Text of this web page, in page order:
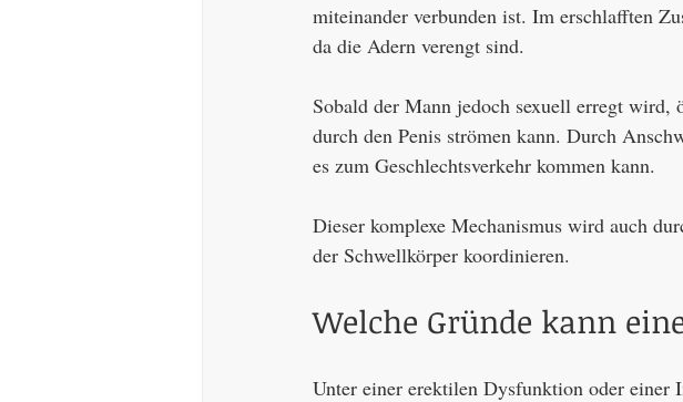
miteinander verbunden ist. Im erschlafften
da die Adern verengt sind.
Sobald der Mann jedoch sexuell erregt wird,
durch den Penis strömen kann. Durch
es zum Geschlechtsverkehr kommen kann.
Dieser komplexe Mechanismus wird auch
der Schwellkörper koordinieren.
Welche Gründe kann
Unter einer erektilen Dysfunktion oder einer